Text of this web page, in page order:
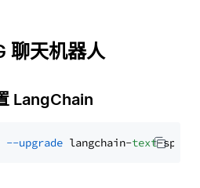
聊天机器人
LangChain
--upgrade langchain-text